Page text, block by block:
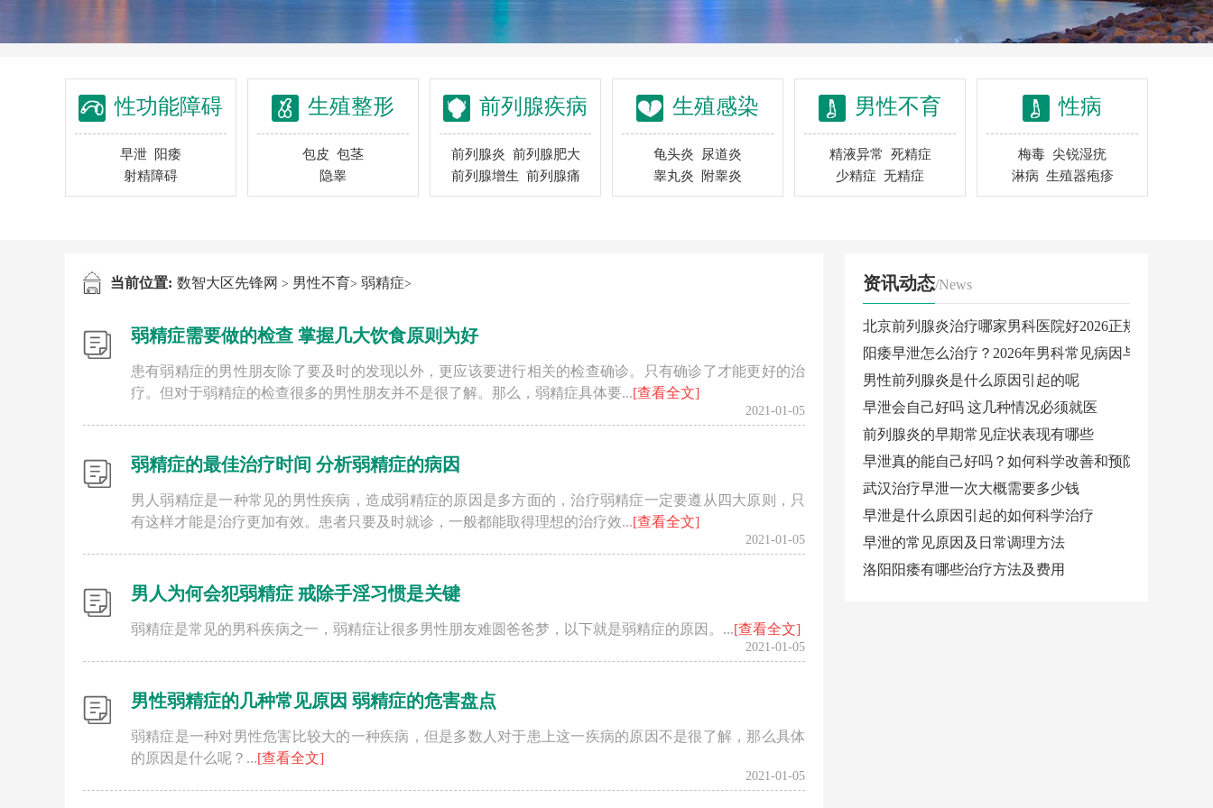
性功能障碍
早泄
阳痿
射精障碍
生殖整形
包皮 包茎
隐睾
前列腺疾病
前列腺炎 前列腺肥大
前列腺增生 前列腺痛
生殖感染
龟头炎
尿道炎
睾丸炎
附睾炎
男性不育
精液异常
死精症
少精症 无精症
性病
梅毒 尖锐湿疣
淋病 生殖器疱疹
当前位置: 数智大区先锋网 > 男性不育> 弱精症>
弱精症需要做的检查 掌握几大饮食原则为好
患有弱精症的男性朋友除了要及时的发现以外，更应该要进行相关的检查确诊。只有确诊了才能更好的治
疗。但对于弱精症的检查很多的男性朋友并不是很了解。那么，弱精症具体要...[查看全文]
2021-01-05
弱精症的最佳治疗时间 分析弱精症的病因
男人弱精症是一种常见的男性疾病，造成弱精症的原因是多方面的，治疗弱精症一定要遵从四大原则，只
有这样才能是治疗更加有效。患者只要及时就诊，一般都能取得理想的治疗效...[查看全文]
2021-01-05
男人为何会犯弱精症 戒除手淫习惯是关键
弱精症是常见的男科疾病之一，弱精症让很多男性朋友难圆爸爸梦，以下就是弱精症的原因。...[查看全文]
2021-01-05
男性弱精症的几种常见原因 弱精症的危害盘点
弱精症是一种对男性危害比较大的一种疾病，但是多数人对于患上这一疾病的原因不是很了解，那么具体
的原因是什么呢？...[查看全文]
2021-01-05
资讯动态/News
北京前列腺炎治疗哪家男科医院好2026正规专科门诊推
阳痿早泄怎么治疗？2026年男科常见病因与科学调理方
男性前列腺炎是什么原因引起的呢
早泄会自己好吗 这几种情况必须就医
前列腺炎的早期常见症状表现有哪些
早泄真的能自己好吗？如何科学改善和预防
武汉治疗早泄一次大概需要多少钱
早泄是什么原因引起的如何科学治疗
早泄的常见原因及日常调理方法
洛阳阳痿有哪些治疗方法及费用